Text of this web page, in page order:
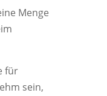
Menge
für
sein,